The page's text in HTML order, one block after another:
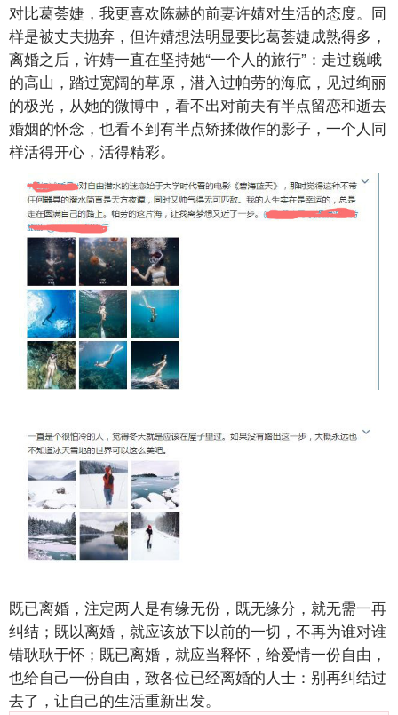
对比葛荟婕，我更喜欢陈赫的前妻许婧对生活的态度。同
样是被丈夫抛弃，但许婧想法明显要比葛荟婕成熟得多，
离婚之后，许婧一直在坚持她“一个人的旅行”：走过巍峨
的高山，踏过宽阔的草原，潜入过帕劳的海底，见过绚丽
的极光，从她的微博中，看不出对前夫有半点留恋和逝去
婚姻的怀念，也看不到有半点矫揉做作的影子，一个人同
样活得开心，活得精彩。
既已离婚，注定两人是有缘无份，既无缘分，就无需一再
纠结；既以离婚，就应该放下以前的一切，不再为谁对谁
错耿耿于怀；既已离婚，就应当释怀，给爱情一份自由，
也给自己一份自由，致各位已经离婚的人士：别再纠结过
去了，让自己的生活重新出发。